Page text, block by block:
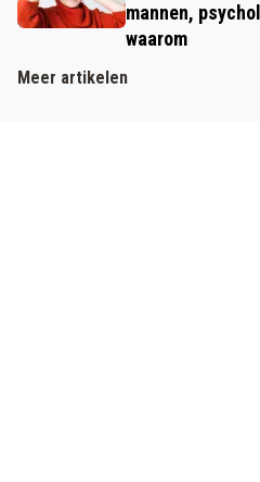
mannen,
waarom
Meer artikelen